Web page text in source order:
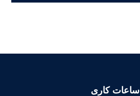
ساعات کاری